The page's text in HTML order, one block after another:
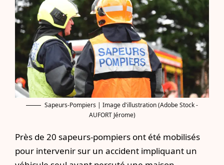
Sapeurs-Pompiers | Image d'illustration (Adobe Stock -
AUFORT Jérome)
Près de 20 sapeurs-pompiers ont été mobilisés
pour intervenir sur un accident impliquant un